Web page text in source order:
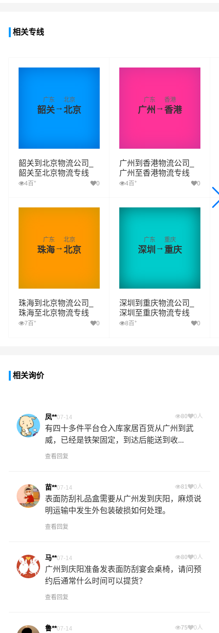
相关专线
广东
韶关→
北京
北京
韶关到北京物流公司_
韶关至北京物流专线
4百 + 0
广东
广州 →
香港
香港
广州到香港物流公司_
广州至香港物流专线
4百 + 0
广东
珠海→
北京
北京
珠海到北京物流公司_
珠海至北京物流专线
7百 + 0
广东
深圳→
重庆
重庆
深圳到重庆物流公司_
深圳至重庆物流专线
8百 + 0
相关询价
凤**07-14 80 0人
有四十多件平台仓入库家居百货从广州到武
威，已经是铁架固定，到达后能送到收...
查看回复
苗**07-14 81 0人
表面防刮礼品盒需要从广州发到庆阳，麻烦说
明运输中发生外包装破损如何处理。
查看回复
马**07-14 80 0人
广州到庆阳准备发表面防刮宴会桌椅，请问预
约后通常什么时间可以提货？
查看回复
鲁**07-14 75 0人